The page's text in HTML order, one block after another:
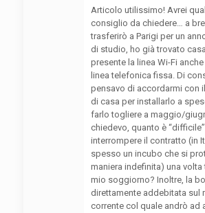
Articolo utilissimo! Avrei
consiglio da chiedere… a
trasferirò a Parigi per un
di studio, ho già trovato
presente la linea Wi-Fi anche
linea telefonica fissa. Di
pensavo di accordarmi con
di casa per installarlo a
farlo togliere a maggio/
chiedevo, quanto è
interrompere il contratto (in
spesso un incubo che si
maniera indefinita) una volta
mio soggiorno? Inoltre, la
direttamente addebitata sul
corrente col quale andrò ad